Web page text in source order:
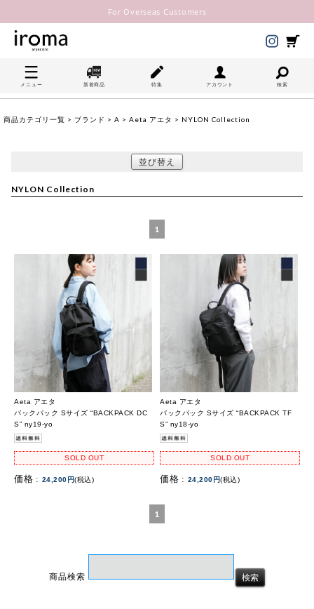
For Overseas Customers
メニュー 新着商品 特集 アカウント 検索
商品カテゴリ一覧 > ブランド > A > Aeta アエタ > NYLON Collection
並び替え
NYLON Collection
1
Aeta アエタ
バックパック Sサイズ “BACKPACK DC
S” ny19-yo
SOLD OUT
価格 : 24,200円(税込)
Aeta アエタ
バックパック Sサイズ “BACKPACK TF
S” ny18-yo
SOLD OUT
価格 : 24,200円(税込)
1
商品検索